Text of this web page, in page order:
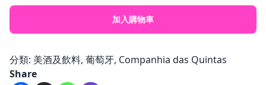
St.
Portal
Vinha
red
加入購物車
分類: 美酒及飲料, 葡萄牙, Companhia das Quintas
Share